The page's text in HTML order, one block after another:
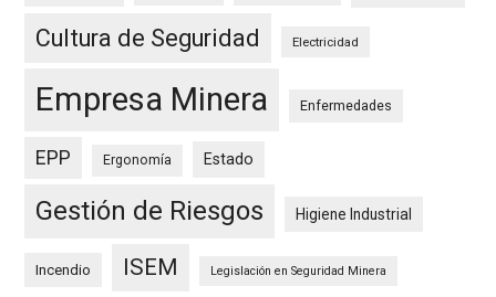
Cultura de Seguridad Electricidad
Empresa Minera Enfermedades
EPP Ergonomía Estado
Gestión de Riesgos Higiene Industrial
Incendio ISEM Legislación en Seguridad Minera